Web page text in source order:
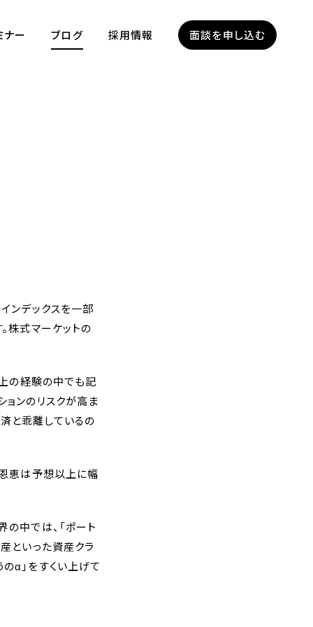
ナー ブログ 採用情報 面談を申し込む
ンデックスを一部
株式マーケットの
の経験の中でも記
ンのリスクが高ま
と乖離しているの
恵は予想以上に幅
中では、「ポート
といった資産クラ
α」をすくい上げて